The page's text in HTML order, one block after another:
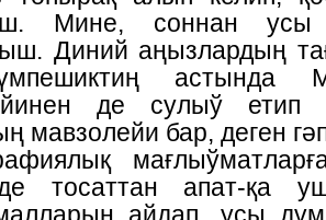
Мине, соннан усы
Диний аңызлардың
астында
де сулыў етип
мавзолейи бар, деген
тосаттан апат-қа
айдап, усы